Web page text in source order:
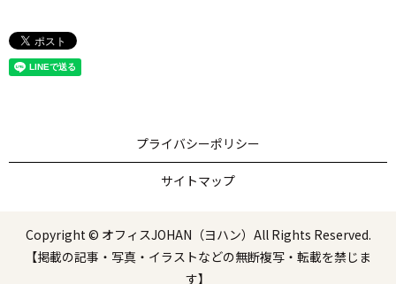
プライバシーポリシー
サイトマップ
Copyright © オフィスJOHAN（ヨハン）All Rights Reserved.
【掲載の記事・写真・イラストなどの無断複写・転載を禁じま
す】